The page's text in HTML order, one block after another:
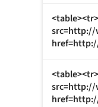
src=http://
src=http://